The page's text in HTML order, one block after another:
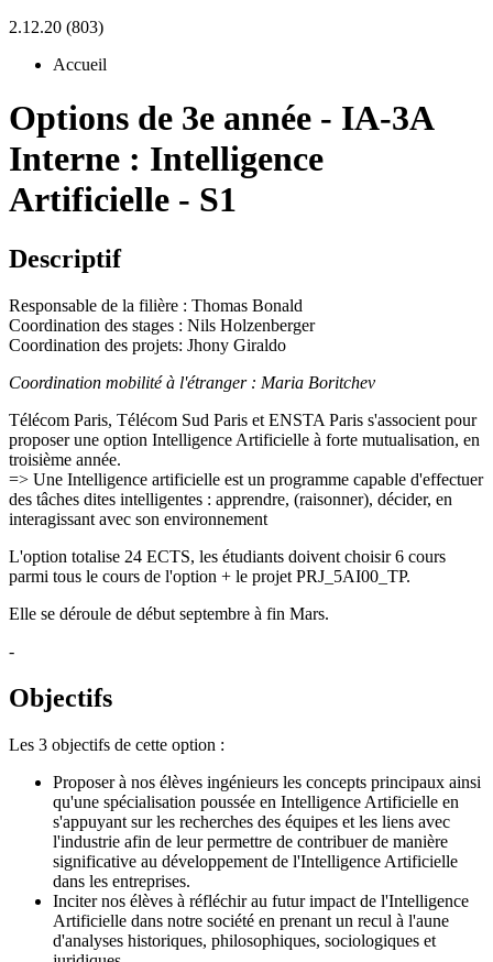
2.12.20 (803)
Accueil
Options de 3e année - IA-3A
Interne : Intelligence
Artificielle - S1
Descriptif
Responsable de la filière : Thomas Bonald
Coordination des stages : Nils Holzenberger
Coordination des projets: Jhony Giraldo
Coordination mobilité à l'étranger : Maria Boritchev
Télécom Paris, Télécom Sud Paris et ENSTA Paris s'associent pour
proposer une option Intelligence Artificielle à forte mutualisation, en
troisième année.
=> Une Intelligence artificielle est un programme capable d'effectuer
des tâches dites intelligentes : apprendre, (raisonner), décider, en
interagissant avec son environnement
L'option totalise 24 ECTS, les étudiants doivent choisir 6 cours
parmi tous le cours de l'option + le projet PRJ_5AI00_TP.
Elle se déroule de début septembre à fin Mars.
-
Objectifs
Les 3 objectifs de cette option :
Proposer à nos élèves ingénieurs les concepts principaux ainsi
qu'une spécialisation poussée en Intelligence Artificielle en
s'appuyant sur les recherches des équipes et les liens avec
l'industrie afin de leur permettre de contribuer de manière
significative au développement de l'Intelligence Artificielle
dans les entreprises.
Inciter nos élèves à réfléchir au futur impact de l'Intelligence
Artificielle dans notre société en prenant un recul à l'aune
d'analyses historiques, philosophiques, sociologiques et